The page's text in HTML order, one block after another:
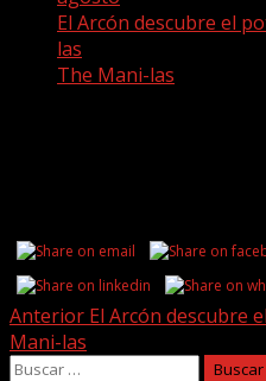
El Arcón descubre el
las
The Mani-las
Post
navigation
Anterior El Arcón descubre
Mani-las
Buscar: